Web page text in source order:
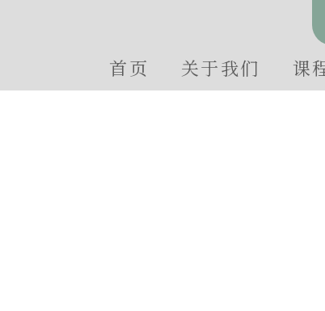
首页 关于我们 课